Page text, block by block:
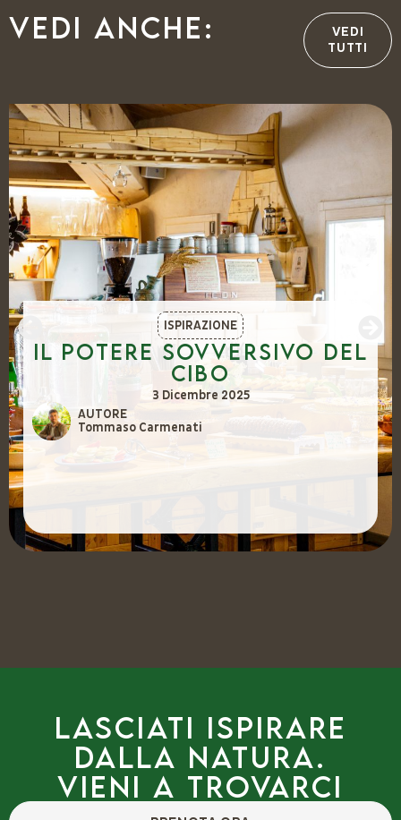
Vedi anche:
VEDI
TUTTI
ISPIRAZIONE
Il potere sovversivo del
cibo
3 Dicembre 2025
AUTORE
Tommaso Carmenati
Lasciati ispirare
dalla natura.
Vieni a trovarci